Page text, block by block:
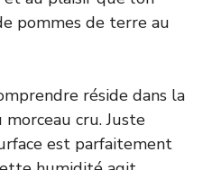
pommes de terre au
réside dans la
cru. Juste
est parfaitement